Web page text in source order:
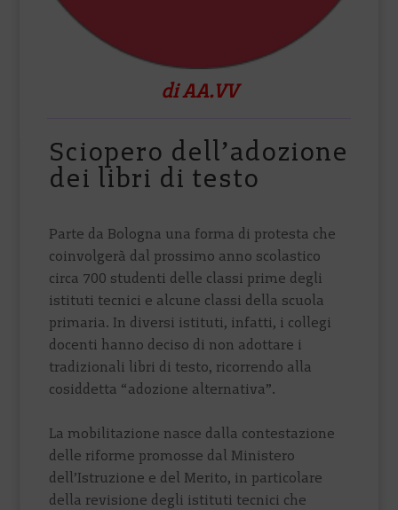
di AA.VV
Sciopero dell’adozione
dei libri di testo
Parte da Bologna una forma di protesta che
coinvolgerà dal prossimo anno scolastico
circa 700 studenti delle classi prime degli
istituti tecnici e alcune classi della scuola
primaria. In diversi istituti, infatti, i collegi
docenti hanno deciso di non adottare i
tradizionali libri di testo, ricorrendo alla
cosiddetta “adozione alternativa”.
La mobilitazione nasce dalla contestazione
delle riforme promosse dal Ministero
dell’Istruzione e del Merito, in particolare
della revisione degli istituti tecnici che